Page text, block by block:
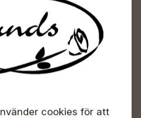
cookies för att